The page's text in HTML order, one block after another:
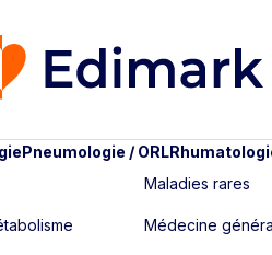
Pneumologie / ORL
Maladies rares
Médecine